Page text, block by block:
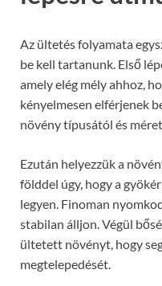
Az ültetés folyamata
be kell tartanunk. Első
amely elég mély ahhoz,
kényelmesen elférjenek
növény típusától és
Ezután helyezzük a
földdel úgy, hogy a
legyen. Finoman
stabilan álljon. Végül
ültetett növényt, hogy
megtelepedését.